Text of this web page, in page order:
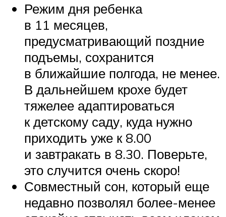
Режим дня ребенка
в 11 месяцев,
предусматривающий поздние
подъемы, сохранится
в ближайшие полгода, не менее.
В дальнейшем крохе будет
тяжелее адаптироваться
к детскому саду, куда нужно
приходить уже к 8.00
и завтракать в 8.30. Поверьте,
это случится очень скоро!
Совместный сон, который еще
недавно позволял более-менее